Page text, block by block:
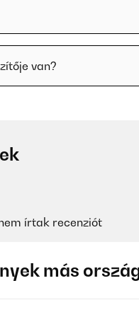
van?
írtak recenziót
más